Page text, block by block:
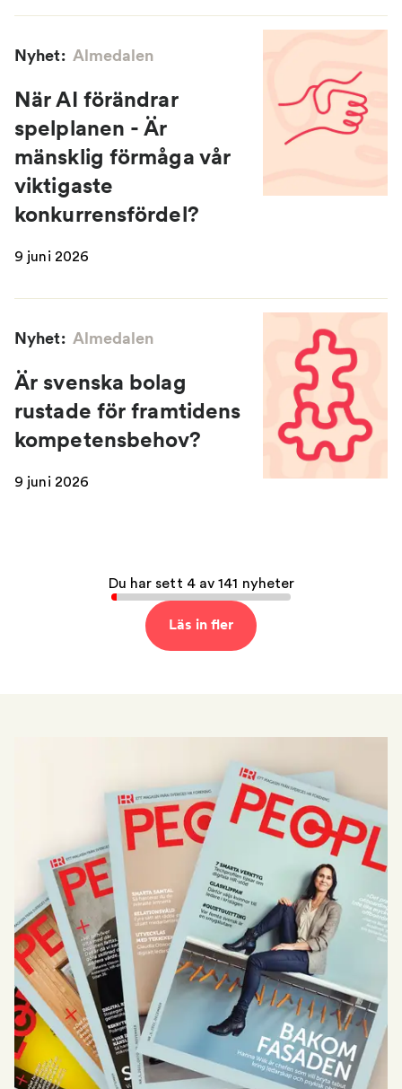
Nyhet: Almedalen
När AI förändrar
spelplanen - Är
mänsklig förmåga vår
viktigaste
konkurrensfördel?
9 juni 2026
Nyhet: Almedalen
Är svenska bolag
rustade för framtidens
kompetensbehov?
9 juni 2026
Du har sett 4 av 141 nyheter
Läs in fler